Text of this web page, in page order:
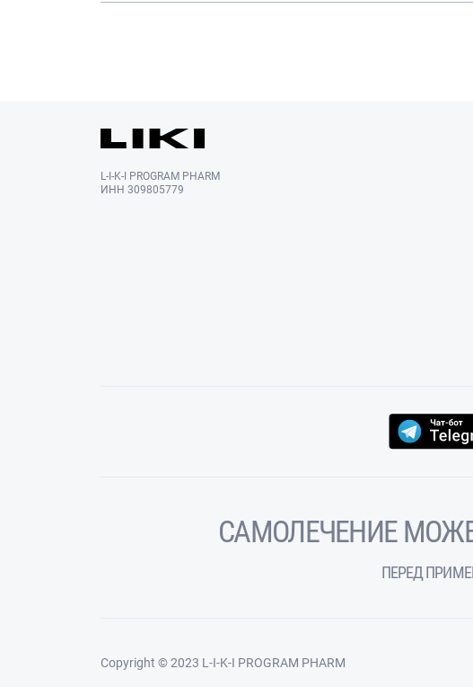
L-I-K-I PROGRAM PHARM
ИНН 309805779
САМОЛЕЧЕНИЕ
ПЕРЕД
Copyright © 2023 L-I-K-I PROGRAM PHARM